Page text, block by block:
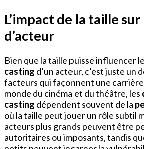
L’impact de la taille
d’acteur
Bien que la taille puisse influencer
casting d’un acteur, c’est juste un
facteurs qui façonnent une carrière
monde du cinéma et du théâtre, les
casting dépendent souvent de la
où la taille peut jouer un rôle subtil
acteurs plus grands peuvent être
autoritaires ou imposants, tandis